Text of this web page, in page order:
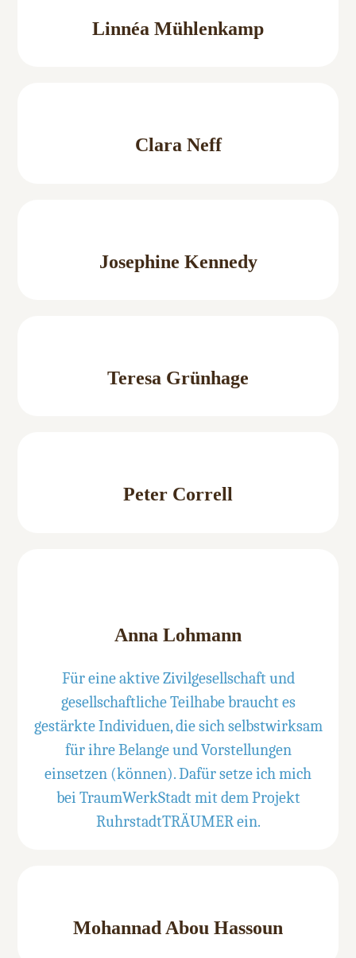
Linnéa Mühlenkamp
Clara Neff
Josephine Kennedy
Teresa Grünhage
Peter Correll
Anna Lohmann
Für eine aktive Zivilgesellschaft und
gesellschaftliche Teilhabe braucht es
gestärkte Individuen, die sich selbstwirksam
für ihre Belange und Vorstellungen
einsetzen (können). Dafür setze ich mich
bei TraumWerkStadt mit dem Projekt
RuhrstadtTRÄUMER ein.
Mohannad Abou Hassoun